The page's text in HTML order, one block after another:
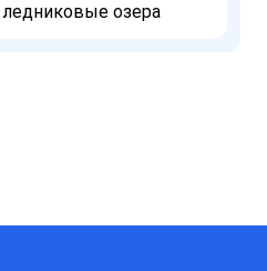
озера